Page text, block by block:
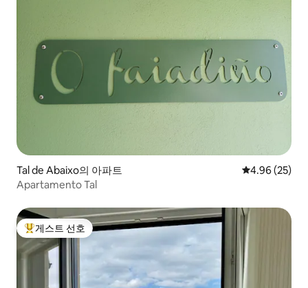
Tal de Abaixo의 아파트 평점 4.96점(5
4.96 (25)
Apartamento Tal
상위 게스트 선호
게스트 선호